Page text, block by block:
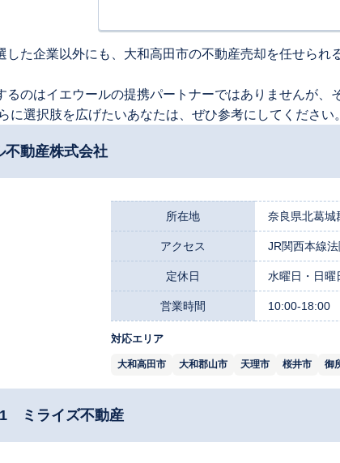
した企業以外にも、大和高田市の不動産売却を任せられ
るのはイエウールの提携パートナーではありませんが
に選択肢を広げたいあなたは、ぜひ参考にしてください。
不動産株式会社
所在地 奈良県北葛城
アクセス JR関西本線
定休日 水曜日・日曜
営業時間 10:00-18:00
対応エリア
大和高田市 大和郡山市 天理市 桜井市 御
ミライズ不動産